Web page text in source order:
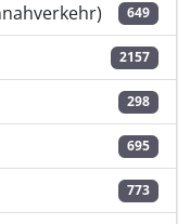
649
2157
298
695
773